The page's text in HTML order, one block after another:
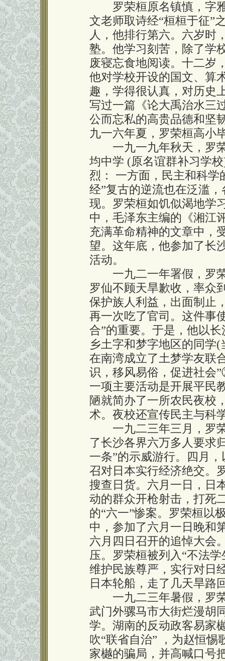
罗荣桓原名镇慎，字雅
文老师取诗经“桓桓于征”
人，他排行第六。六岁时
塾。他学习刻苦，除了学
废寝忘食地阅读。十二岁
他对学校开设的国文、算
趣，学得很认真，对历史
写过一篇《论大禹治水三
公而忘私的高贵品德和坚
九一六年夏，罗荣桓高小
一九一九年秋天，罗荣
均中学 (原名谊群补习学
烈： 一方面，民主和科学
经”复古的逆流也在泛滥
现。罗荣桓如饥似渴地学
中，毛泽东主编的《湘江
充满革命精神的文章中，
望。这年底，他参加了长
活动。
一九二一年署假，罗荣
罗仙不顾天旱歉收，率众
保护族人利益，出面制止
再一次吃了官司。这件事
合”的重要。于是，他以
乡土字和梦字地区的同学
在南湾成立了土梦学友联
识，移风易俗，促进社会
一项主要活动是开展平民
陋就简办了一所农民夜校
术。夜校还宣传民主与科
一九二三年三月，罗荣
了长沙各界六万多人要求
一条”的示威游行。四月
召对日本实行经济绝交。
搜查日货。六月一日，日
动的群众开枪射击，打死
的“六一”惨案。罗荣桓以
中，参加了六月一日晚和
六月四日召开的追悼大会
压。罗荣桓被列入“不法
维护民族尊严，实行对日
日本轮船，走了几天旱路
一九二三年暑假，罗荣
武门外骡马市大街烂漫胡
学。湖南的反动政客易家
吹“联省自治” ，为赵恒
家樾的骗局，并高喊口号